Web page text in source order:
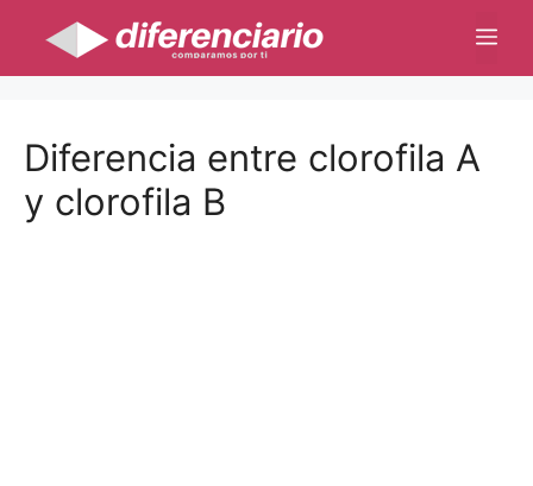
contenido
Diferencia entre clorofila A
y clorofila B